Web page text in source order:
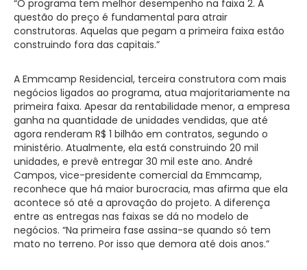
“O programa tem melhor desempenho na faixa 2. A
questão do preço é fundamental para atrair
construtoras. Aquelas que pegam a primeira faixa estão
construindo fora das capitais.”
A Emmcamp Residencial, terceira construtora com mais
negócios ligados ao programa, atua majoritariamente na
primeira faixa. Apesar da rentabilidade menor, a empresa
ganha na quantidade de unidades vendidas, que até
agora renderam R$ 1 bilhão em contratos, segundo o
ministério. Atualmente, ela está construindo 20 mil
unidades, e prevê entregar 30 mil este ano. André
Campos, vice-presidente comercial da Emmcamp,
reconhece que há maior burocracia, mas afirma que ela
acontece só até a aprovação do projeto. A diferença
entre as entregas nas faixas se dá no modelo de
negócios. “Na primeira fase assina-se quando só tem
mato no terreno. Por isso que demora até dois anos.”